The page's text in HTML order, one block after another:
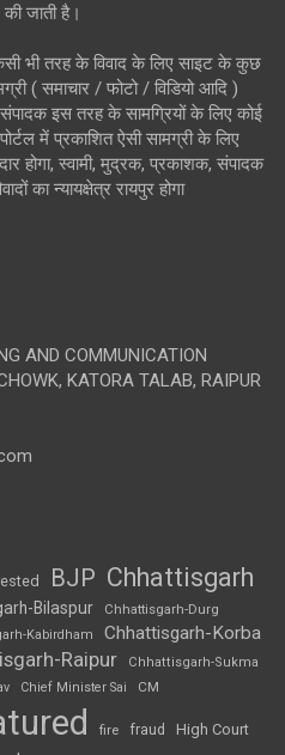
जाती है।
भी तरह के विवाद के लिए साइट के कुछ
( समाचार / फोटो / विडियो आदि )
इस तरह के सामग्रियों के लिए कोई
में प्रकाशित ऐसी सामग्री के लिए
होगा, स्वामी, मुद्रक, प्रकाशक, संपादक
का न्यायक्षेत्र रायपुर होगा
AND COMMUNICATION
KATORA TALAB, RAIPUR
BJP Chhattisgarh
Bilaspur Chhattisgarh-Durg
Kabirdham Chhattisgarh-Korba
Raipur
Chhattisgarh-Sukma
Chief Minister Sai CM
fire fraud High Court